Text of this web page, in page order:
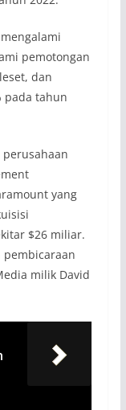
pemotongan
dan
pada tahun
yang
$26 miliar.
pembicaraan
milik David